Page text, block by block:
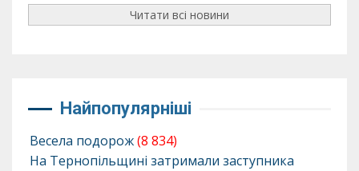
Читати всі новини
Найпопулярніші
Весела подорож(8 834)
На Тернопільщині затримали заступника